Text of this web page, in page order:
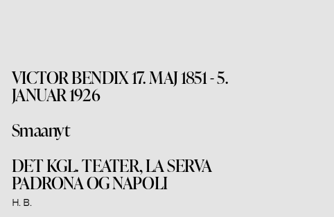
VICTOR BENDIX 17. MAJ 1851 - 5.
JANUAR 1926
Smaanyt
DET KGL. TEATER, LA SERVA
PADRONA OG NAPOLI
H. B.